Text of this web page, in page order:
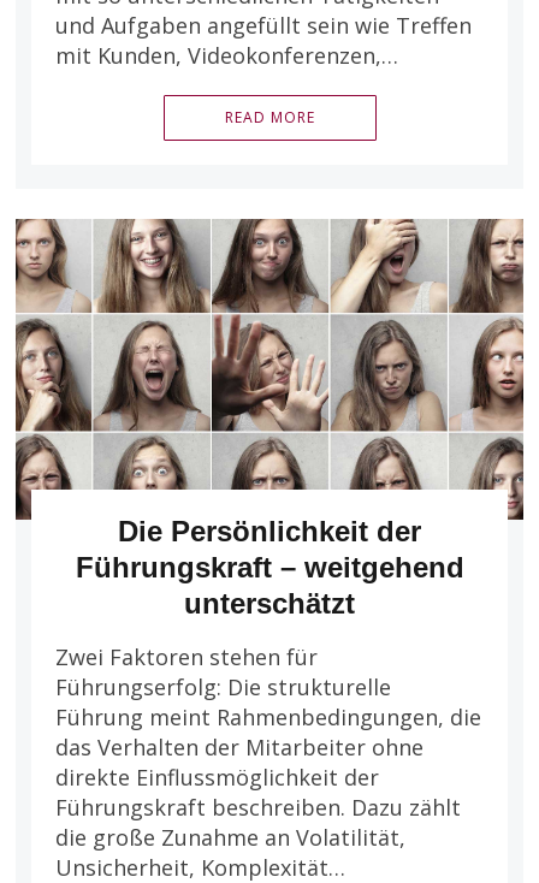
und Aufgaben angefüllt sein wie Treffen
mit Kunden, Videokonferenzen,…
READ MORE
Die Persönlichkeit der
Führungskraft – weitgehend
unterschätzt
Zwei Faktoren stehen für
Führungserfolg: Die strukturelle
Führung meint Rahmenbedingungen, die
das Verhalten der Mitarbeiter ohne
direkte Einflussmöglichkeit der
Führungskraft beschreiben. Dazu zählt
die große Zunahme an Volatilität,
Unsicherheit, Komplexität…